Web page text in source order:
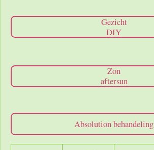
Gezicht
DIY
Zon
aftersun
Absolution behandeling